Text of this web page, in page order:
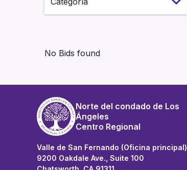
No Bids found
Norte del condado de Los
Ángeles
Centro Regional
Valle de San Fernando (Oficina principal)
9200 Oakdale Ave., Suite 100